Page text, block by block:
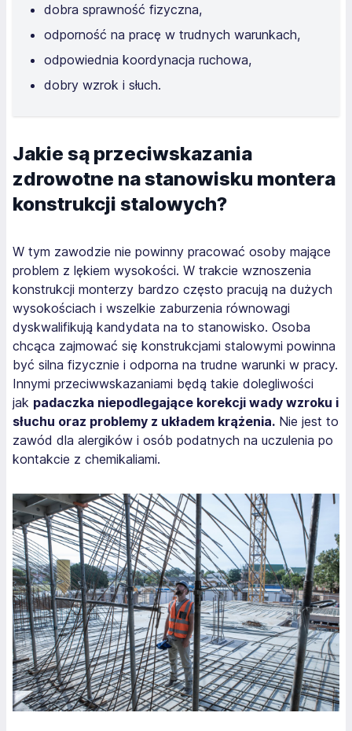
dobra sprawność fizyczna,
odporność na pracę w trudnych warunkach,
odpowiednia koordynacja ruchowa,
dobry wzrok i słuch.
Jakie są przeciwskazania
zdrowotne na stanowisku montera
konstrukcji stalowych?
W tym zawodzie nie powinny pracować osoby mające
problem z lękiem wysokości. W trakcie wznoszenia
konstrukcji monterzy bardzo często pracują na dużych
wysokościach i wszelkie zaburzenia równowagi
dyskwalifikują kandydata na to stanowisko. Osoba
chcąca zajmować się konstrukcjami stalowymi powinna
być silna fizycznie i odporna na trudne warunki w pracy.
Innymi przeciwwskazaniami będą takie dolegliwości
jak padaczka niepodlegające korekcji wady wzroku i
słuchu oraz problemy z układem krążenia. Nie jest to
zawód dla alergików i osób podatnych na uczulenia po
kontakcie z chemikaliami.